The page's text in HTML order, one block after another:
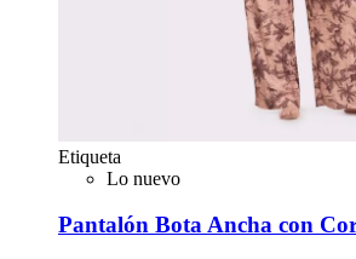
Etiqueta
Lo nuevo
Pantalón Bota Ancha con